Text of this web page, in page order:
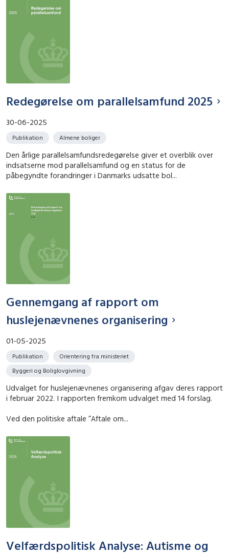
Redegørelse om parallelsamfund 2025
30-06-2025
Publikation Almene boliger
Den årlige parallelsamfundsredegørelse giver et overblik over
indsatserne mod parallelsamfund og en status for de
påbegyndte forandringer i Danmarks udsatte bol...
Gennemgang af rapport om
huslejenævnenes organisering
01-05-2025
Publikation
Orientering fra ministeriet
Byggeri og Boliglovgivning
Udvalget for huslejenævnenes organisering afgav deres rapport
i februar 2022. I rapporten fremkom udvalget med 14 forslag.
Ved den politiske aftale ”Aftale om...
Velfærdspolitisk Analyse: Autisme og